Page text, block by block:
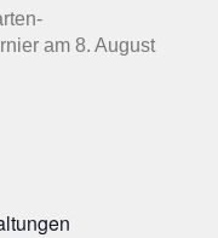
am 8. August